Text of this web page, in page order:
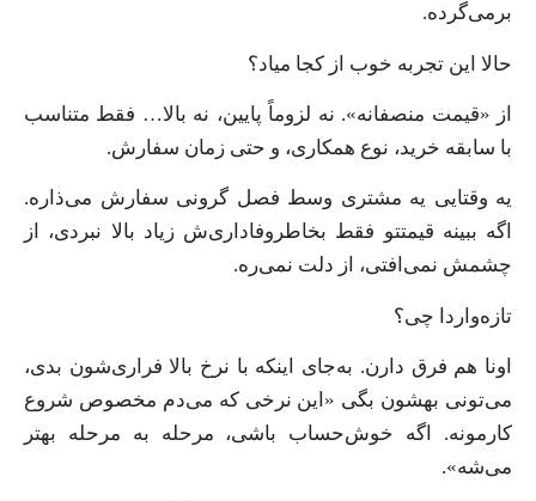
برمی‌گرده.
حالا این تجربه خوب از کجا میاد؟
از «قیمت منصفانه». نه لزوماً پایین، نه بالا… فقط متناسب
با سابقه خرید، نوع همکاری، و حتی زمان سفارش.
یه وقتایی یه مشتری وسط فصل گرونی سفارش می‌ذاره.
اگه ببینه قیمتتو فقط بخاطروفاداری‌ش زیاد بالا نبردی، از
چشمش نمی‌افتی، از دلت نمی‌ره.
تازه‌واردا چی؟
اونا هم فرق دارن. به‌جای اینکه با نرخ بالا فراری‌شون بدی،
می‌تونی بهشون بگی «این نرخی که می‌دم مخصوص شروع
کارمونه. اگه خوش‌حساب باشی، مرحله به مرحله بهتر
می‌شه».